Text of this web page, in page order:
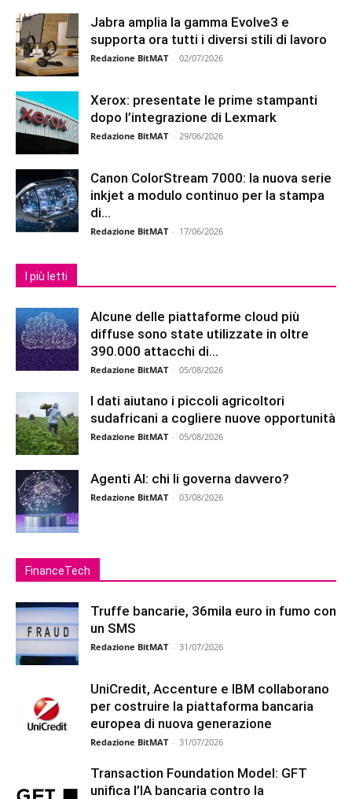
Jabra amplia la gamma Evolve3 e
supporta ora tutti i diversi stili di lavoro
Redazione BitMAT - 02/07/2026
Xerox: presentate le prime stampanti
dopo l’integrazione di Lexmark
Redazione BitMAT - 29/06/2026
Canon ColorStream 7000: la nuova serie
inkjet a modulo continuo per la stampa
di...
Redazione BitMAT - 17/06/2026
I più letti
Alcune delle piattaforme cloud più
diffuse sono state utilizzate in oltre
390.000 attacchi di...
Redazione BitMAT - 05/08/2026
I dati aiutano i piccoli agricoltori
sudafricani a cogliere nuove opportunità
Redazione BitMAT - 05/08/2026
Agenti AI: chi li governa davvero?
Redazione BitMAT - 03/08/2026
FinanceTech
Truffe bancarie, 36mila euro in fumo con
un SMS
Redazione BitMAT - 31/07/2026
UniCredit, Accenture e IBM collaborano
per costruire la piattaforma bancaria
europea di nuova generazione
Redazione BitMAT - 31/07/2026
Transaction Foundation Model: GFT
unifica l’IA bancaria contro la